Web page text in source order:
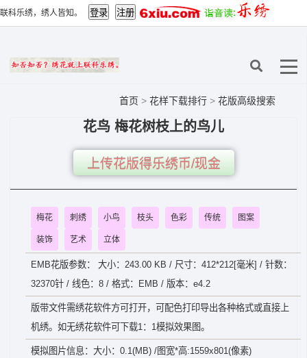
联科乐绣，绣人皆知。
首页 > 花样下载排行 > 花版高级搜索
花鸟 梅花树枝上的鸟儿
上传花版得乐绣币/现金
梅花 刺绣 小鸟 枝头 色彩 传统 图案
装饰 艺术 立体
EMB花版参数： 大小：243.00 KB / 尺寸：412*212[毫米] / 针数：
32370针 / 线色：8 / 格式：EMB / 版本：e4.2
版带文件需绣花软件方可打开，可配色打印导出各种格式或直接上
机绣。如无绣花软件可下载1：1模拟效果图。
模拟图片信息：大小：0.1(MB) /图宽*高:1559x801(像素)